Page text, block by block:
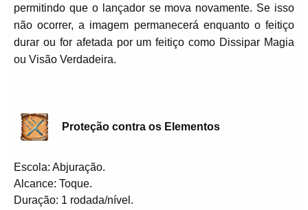
permitindo que o lançador se mova novamente. Se isso
não ocorrer, a imagem permanecerá enquanto o feitiço
durar ou for afetada por um feitiço como Dissipar Magia
ou Visão Verdadeira.
Proteção contra os Elementos
Escola: Abjuração.
Alcance: Toque.
Duração: 1 rodada/nível.